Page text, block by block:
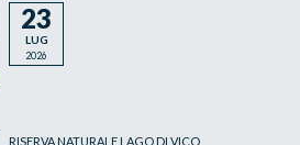
23
LUG
2026
RISERVA NATURALE LAGO DI VICO